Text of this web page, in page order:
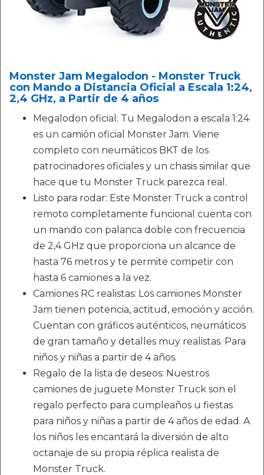
Monster Jam Megalodon - Monster Truck
con Mando a Distancia Oficial a Escala 1:24,
2,4 GHz, a Partir de 4 años
Megalodon oficial: Tu Megalodon a escala 1:24
es un camión oficial Monster Jam. Viene
completo con neumáticos BKT de los
patrocinadores oficiales y un chasis similar que
hace que tu Monster Truck parezca real.
Listo para rodar: Este Monster Truck a control
remoto completamente funcional cuenta con
un mando con palanca doble con frecuencia
de 2,4 GHz que proporciona un alcance de
hasta 76 metros y te permite competir con
hasta 6 camiones a la vez.
Camiones RC realistas: Los camiones Monster
Jam tienen potencia, actitud, emoción y acción.
Cuentan con gráficos auténticos, neumáticos
de gran tamaño y detalles muy realistas. Para
niños y niñas a partir de 4 años.
Regalo de la lista de deseos: Nuestros
camiones de juguete Monster Truck son el
regalo perfecto para cumpleaños u fiestas
para niños y niñas a partir de 4 años de edad. A
los niños les encantará la diversión de alto
octanaje de su propia réplica realista de
Monster Truck.